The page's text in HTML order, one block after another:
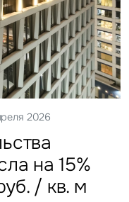
2026
на 15%
/ кв. м
2026
2026
готовую
июля 2026
29 мая 2026